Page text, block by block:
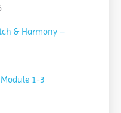
& Harmony –
Module 1-3